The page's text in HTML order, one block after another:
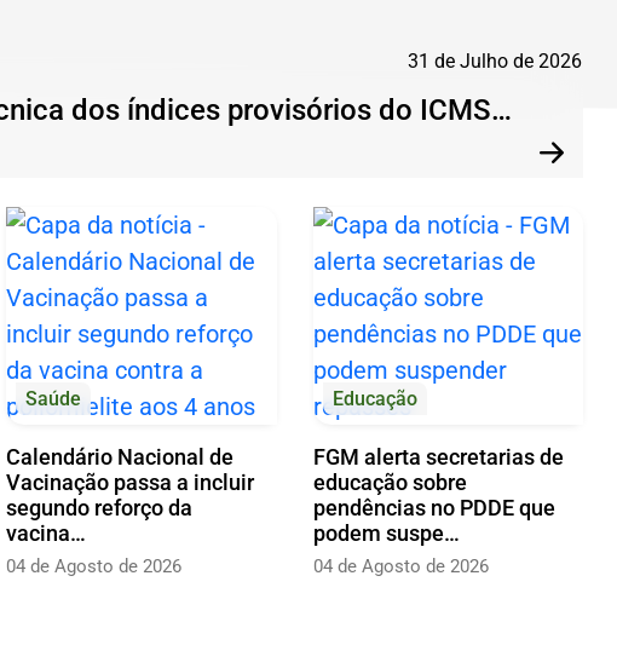
31 de Julho de 2026
dos índices provisórios do ICMS…
Saúde
Calendário Nacional de
Vacinação passa a incluir
segundo reforço da
vacina…
04 de Agosto de 2026
Educação
FGM alerta secretarias de
educação sobre
pendências no PDDE que
podem suspe…
04 de Agosto de 2026